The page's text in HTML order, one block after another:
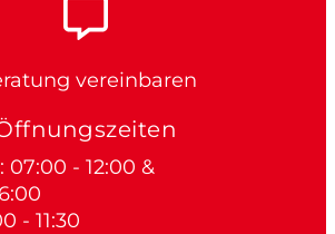
vereinbaren
07:00 - 12:00 &
- 11:30